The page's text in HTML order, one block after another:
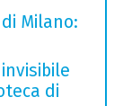
Milano:
di